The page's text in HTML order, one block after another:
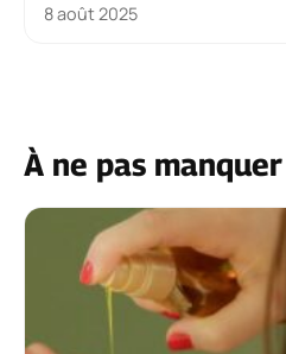
8 août 2025
À ne pas manquer